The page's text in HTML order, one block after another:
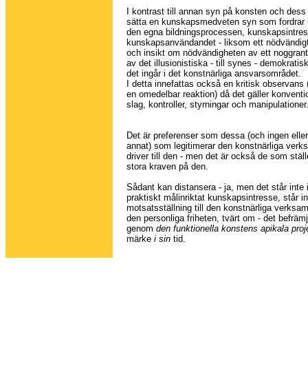
I kontrast till annan syn på konsten och
sätta en kunskapsmedveten syn som fordrar
den egna bildningsprocessen,
kunskapsanvändandet - liksom ett
och insikt om nödvändigheten av ett
av det illusionistiska - till synes -
det ingår i det konstnärliga ansvarsområdet.
I detta innefattas också en kritisk observans
en omedelbar reaktion) då det gäller
slag, kontroller, styrningar och manipulationer.
Det är preferenser som dessa (och ingen
annat) som legitimerar den konstnärliga
driver till den - men det är också de som
stora kraven på den.
Sådant kan distansera - ja, men det står inte
praktiskt målinriktat kunskapsintresse, står
motsatsställning till den konstnärliga
den personliga friheten, tvärt om - det
genom den funktionella konstens apikala
märke i sin tid.